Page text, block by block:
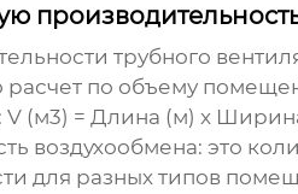
трубного
расчет по объему
: V (м3) = Длина (м) x
воздухообмена: это
для разных типов